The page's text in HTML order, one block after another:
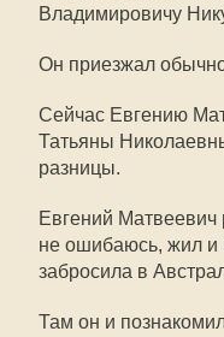
Владимировичу
Он приезжал
Сейчас Евгению
Татьяны
разницы.
Евгений Матвеевич
не ошибаюсь, жил и
забросила в
Там он и